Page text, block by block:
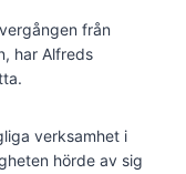
från
har Alfreds
verksamhet i
hörde av sig